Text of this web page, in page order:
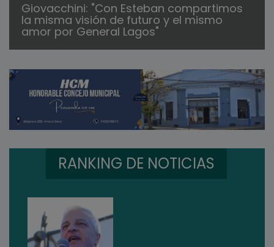
Giovacchini: "Con Esteban compartimos
la misma visión de futuro y el mismo
amor por General Lagos"
RANKING DE NOTICIAS